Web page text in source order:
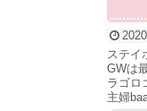
ステイ
GWは
ラゴロ
主婦